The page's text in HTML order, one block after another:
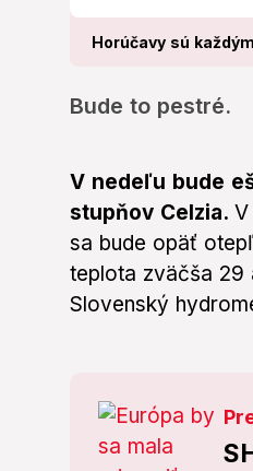
Horúčavy sú
Bude to pestré.
V nedeľu bude
stupňov Celzia.
sa bude opäť
teplota zväčša 29
Slovenský